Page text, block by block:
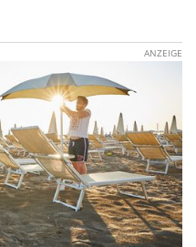
ANZEIGE